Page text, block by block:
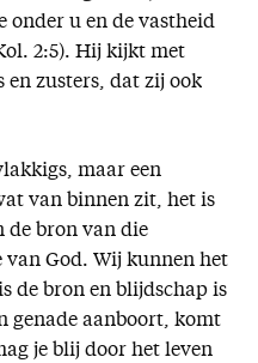
onder u en de vastheid
2:5). Hij kijkt met
en zusters, dat zij ook
maar een
van binnen zit, het is
de bron van die
van God. Wij kunnen het
de bron en blijdschap is
genade aanboort, komt
je blij door het leven